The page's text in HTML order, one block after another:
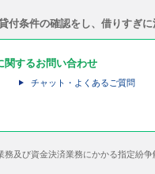
付条件の確認をし、借りすぎに
関するお問い合わせ
チャット・よくあるご質問
務及び資金決済業務にかかる指定紛争